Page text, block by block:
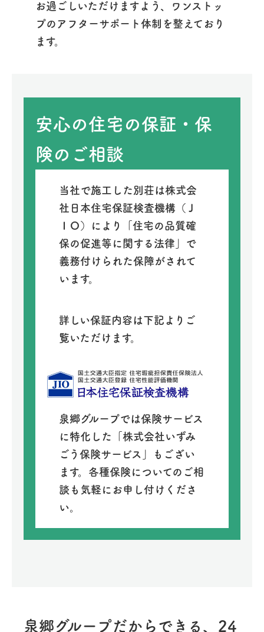
お過ごしいただけますよう、ワンストッ
プのアフターサポート体制を整えており
ます。
安心の住宅の保証・保
険のご相談
当社で施工した別荘は株式会
社日本住宅保証検査機構（Ｊ
ＩＯ）により「住宅の品質確
保の促進等に関する法律」で
義務付けられた保障がされて
います。
詳しい保証内容は下記よりご
覧いただけます。
泉郷グループでは保険サービス
に特化した「株式会社いずみ
ごう保険サービス」もござい
ます。各種保険についてのご相
談も気軽にお申し付けくださ
い。
泉郷グループだからできる、24